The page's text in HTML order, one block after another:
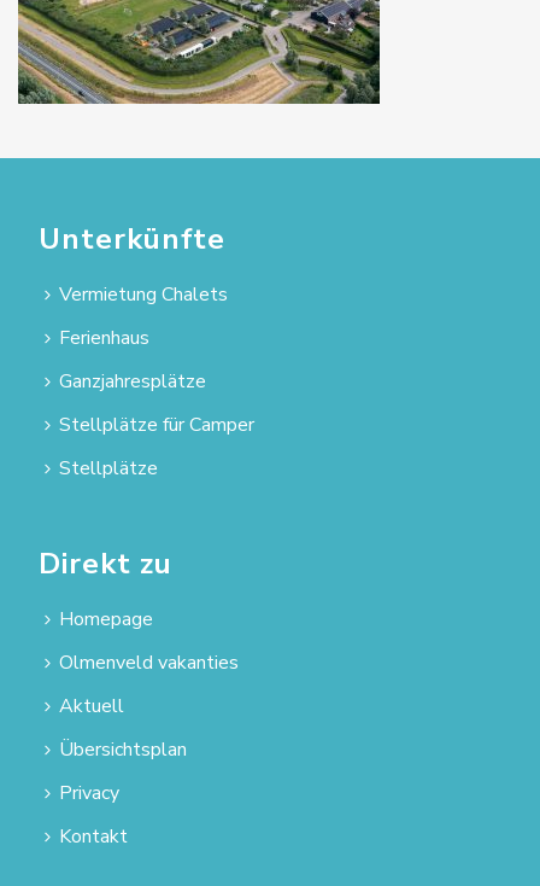
Unterkünfte
Vermietung Chalets
Ferienhaus
Ganzjahresplätze
Stellplätze für Camper
Stellplätze
Direkt zu
Homepage
Olmenveld vakanties
Aktuell
Übersichtsplan
Privacy
Kontakt